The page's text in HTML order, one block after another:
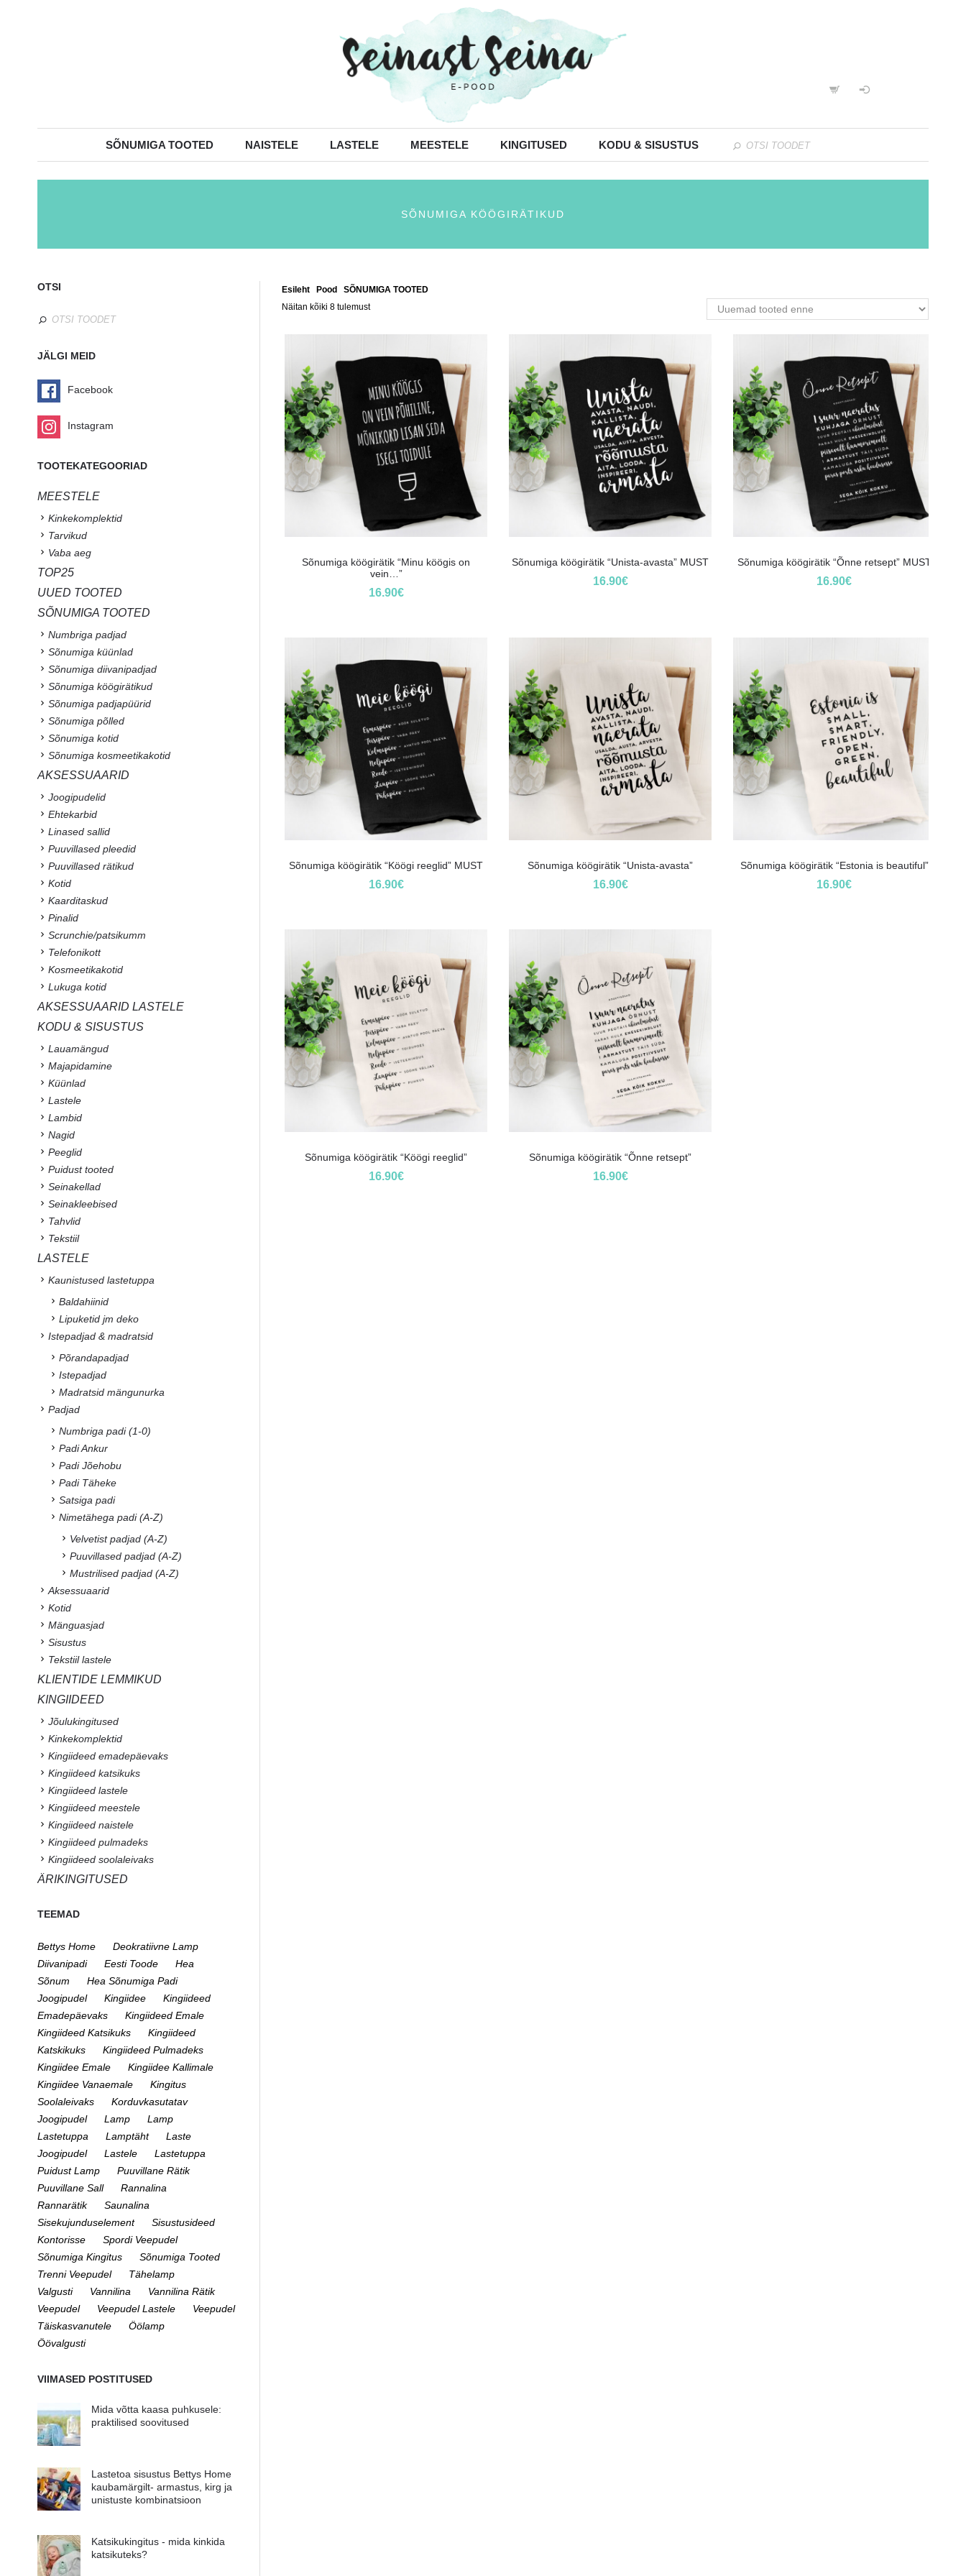
SÕNUMIGA TOOTED NAISTELE LASTELE MEESTELE KINGITUSED KODU & SISUSTUS
SÕNUMIGA KÖÖGIRÄTIKUD
Esileht /Pood /SÕNUMIGA TOOTED
Näitan kõiki 8 tulemust
Sõnumiga köögirätik “Minu köögis on
vein…”
16.90€
Sõnumiga köögirätik “Unista-avasta” MUST
16.90€
Sõnumiga köögirätik “Õnne retsept” MUST
16.90€
Sõnumiga köögirätik “Köögi reeglid” MUST
16.90€
Sõnumiga köögirätik “Unista-avasta”
16.90€
Sõnumiga köögirätik “Estonia is beautiful”
16.90€
Sõnumiga köögirätik “Köögi reeglid”
16.90€
Sõnumiga köögirätik “Õnne retsept”
16.90€
OTSI
JÄLGI MEID
Facebook
Instagram
TOOTEKATEGOORIAD
MEESTELE
Kinkekomplektid
Tarvikud
Vaba aeg
TOP25
UUED TOOTED
SÕNUMIGA TOOTED
Numbriga padjad
Sõnumiga küünlad
Sõnumiga diivanipadjad
Sõnumiga köögirätikud
Sõnumiga padjapüürid
Sõnumiga põlled
Sõnumiga kotid
Sõnumiga kosmeetikakotid
AKSESSUAARID
Joogipudelid
Ehtekarbid
Linased sallid
Puuvillased pleedid
Puuvillased rätikud
Kotid
Kaarditaskud
Pinalid
Scrunchie/patsikumm
Telefonikott
Kosmeetikakotid
Lukuga kotid
AKSESSUAARID LASTELE
KODU & SISUSTUS
Lauamängud
Majapidamine
Küünlad
Lastele
Lambid
Nagid
Peeglid
Puidust tooted
Seinakellad
Seinakleebised
Tahvlid
Tekstiil
LASTELE
Kaunistused lastetuppa
Baldahiinid
Lipuketid jm deko
Istepadjad & madratsid
Põrandapadjad
Istepadjad
Madratsid mängunurka
Padjad
Numbriga padi (1-0)
Padi Ankur
Padi Jõehobu
Padi Täheke
Satsiga padi
Nimetähega padi (A-Z)
Velvetist padjad (A-Z)
Puuvillased padjad (A-Z)
Mustrilised padjad (A-Z)
Aksessuaarid
Kotid
Mänguasjad
Sisustus
Tekstiil lastele
KLIENTIDE LEMMIKUD
KINGIIDEED
Jõulukingitused
Kinkekomplektid
Kingiideed emadepäevaks
Kingiideed katsikuks
Kingiideed lastele
Kingiideed meestele
Kingiideed naistele
Kingiideed pulmadeks
Kingiideed soolaleivaks
ÄRIKINGITUSED
TEEMAD
Bettys Home
Deokratiivne Lamp
Diivanipadi
Eesti Toode
Hea
Sõnum
Hea Sõnumiga Padi
Joogipudel
Kingiidee
Kingiideed
Emadepäevaks
Kingiideed Emale
Kingiideed Katsikuks
Kingiideed
Katskikuks
Kingiideed Pulmadeks
Kingiidee Emale
Kingiidee Kallimale
Kingiidee Vanaemale
Kingitus
Soolaleivaks
Korduvkasutatav
Joogipudel
Lamp
Lamp
Lastetuppa
Lamptäht
Laste
Joogipudel
Lastele
Lastetuppa
Puidust Lamp
Puuvillane Rätik
Puuvillane Sall
Rannalina
Rannarätik
Saunalina
Sisekujunduselement
Sisustusideed
Kontorisse
Spordi Veepudel
Sõnumiga Kingitus
Sõnumiga Tooted
Trenni Veepudel
Tähelamp
Valgusti
Vannilina
Vannilina Rätik
Veepudel
Veepudel Lastele
Veepudel
Täiskasvanutele
Öölamp
Öövalgusti
VIIMASED POSTITUSED
Mida võtta kaasa puhkusele:
praktilised soovitused
Lastetoa sisustus Bettys Home
kaubamärgilt- armastus, kirg ja
unistuste kombinatsioon
Katsikukingitus - mida kinkida
katsikuteks?